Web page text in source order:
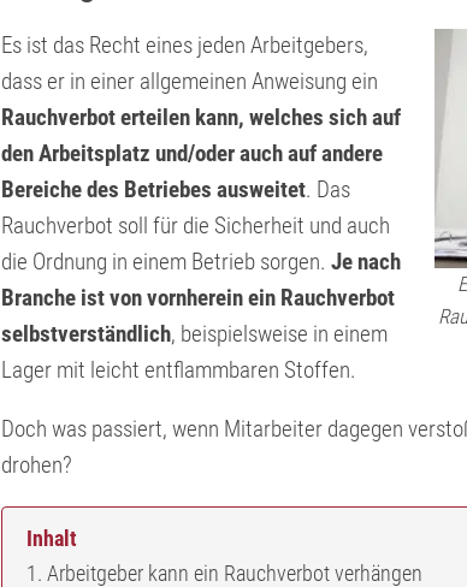
Es ist das Recht eines jeden Arbeitgebers,
dass er in einer allgemeinen Anweisung ein
Rauchverbot erteilen kann, welches sich auf
den Arbeitsplatz und/oder auch auf andere
Bereiche des Betriebes ausweitet. Das
Rauchverbot soll für die Sicherheit und auch
die Ordnung in einem Betrieb sorgen. Je nach
Branche ist von vornherein ein Rauchverbot
selbstverständlich, beispielsweise in einem
Lager mit leicht entflammbaren Stoffen.
Doch was passiert, wenn Mitarbeiter dagegen
drohen?
Inhalt
Arbeitgeber kann ein Rauchverbot verhängen